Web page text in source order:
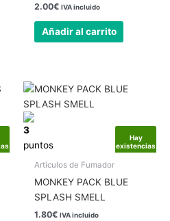
2.00€ IVA incluido
Añadir al carrito
Hay
existencias
3
puntos
Artículos de Fumador
MONKEY PACK BLUE
SPLASH SMELL
1.80€ IVA incluido